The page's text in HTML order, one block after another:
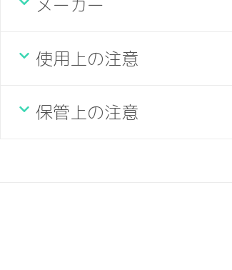
メーカー
使用上の注意
保管上の注意